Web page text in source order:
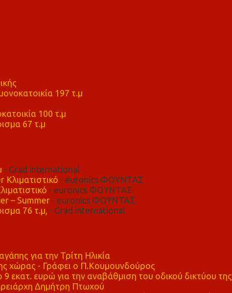
197 τ.μ
100 τ.μ
67 τ.μ
- Grad international
- euronics ΦΟΥΝΤΑΣ
- euronics ΦΟΥΝΤΑΣ
– Summer- euronics ΦΟΥΝΤΑΣ
76 τ.μ, - Grad international
για την Τρίτη Ηλικία
χώρας - Γράφει ο Π.Κουμουνδούρος
9 εκατ. ευρώ για την αναβάθμιση του οδικού δικτύου της
Δημήτρη Πτωχού